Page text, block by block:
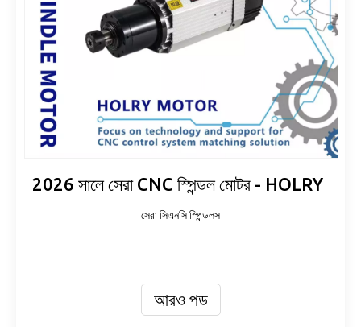
2026 সালে সেরা CNC স্পিন্ডল মোটর - HOLRY
সেরা সিএনসি স্পিন্ডলস
আরও পড